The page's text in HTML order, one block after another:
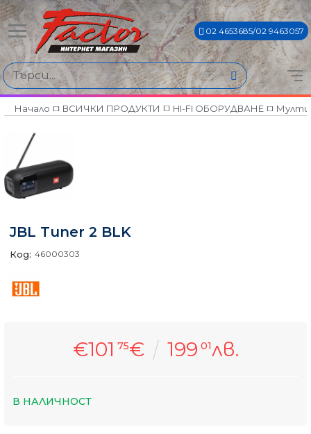
02 4653685/02 9463057
Начало ВСИЧКИ ПРОДУКТИ HI-FI ОБОРУДВАНЕ
JBL Tuner 2 BLK
Код: 46000303
€101 75€ 199 01лв.
В НАЛИЧНОСТ